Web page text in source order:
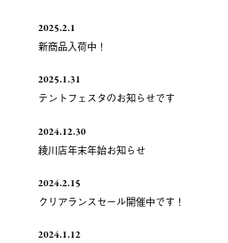
2025.2.1
新商品入荷中！
2025.1.31
テントフェスタのお知らせです
2024.12.30
綾川店年末年始お知らせ
2024.2.15
クリアランスセール開催中です！
2024.1.12